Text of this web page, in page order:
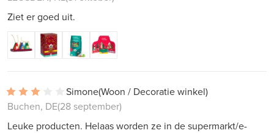
Ziet er goed uit.
Simone(Woon / Decoratie winkel)
Buchen, DE(28 september)
Leuke producten. Helaas worden ze in de supermarkt/e-